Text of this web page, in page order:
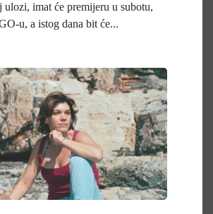
ulozi, imat će premijeru u subotu,
u, a istog dana bit će...